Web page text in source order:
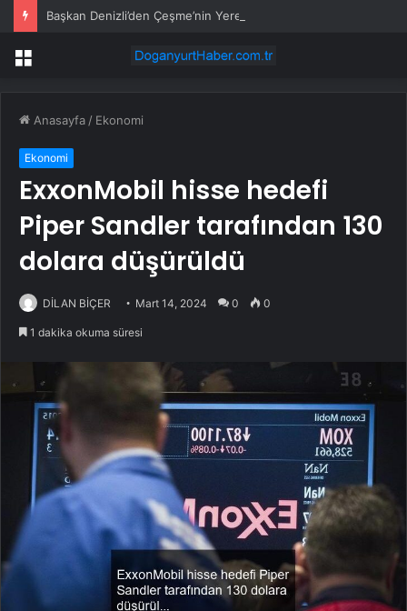
Menü
Anasayfa / Ekonomi
Ekonomi
ExxonMobil hisse hedefi
Piper Sandler tarafından 130
dolara düşürüldü
DİLAN BİÇER Mart 14, 2024 0 0
1 dakika okuma süresi